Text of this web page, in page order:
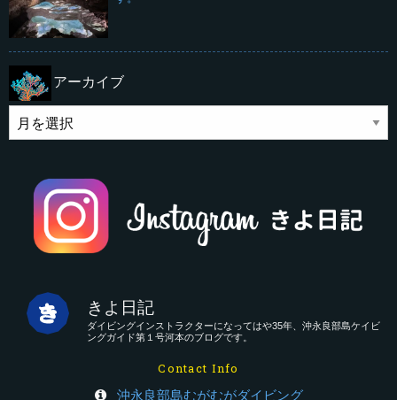
アーカイブ
きよ日記
ダイビングインストラクターになってはや35年、沖永良部島ケイビ
ングガイド第１号河本のブログです。
Contact Info
沖永良部島むがむがダイビング